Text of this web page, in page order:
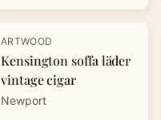
-20%
ARTWOOD
Kensington soffa läder
vintage cigar
Newport